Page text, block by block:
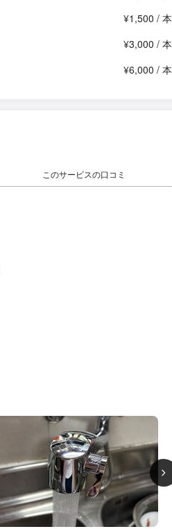
¥1,500 / 本
¥3,000 / 本
¥6,000 / 本
このサービスの口コミ